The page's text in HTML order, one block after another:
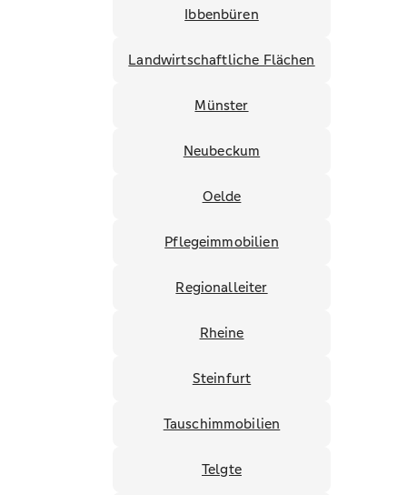
Ibbenbüren
Landwirtschaftliche Flächen
Münster
Neubeckum
Oelde
Pflegeimmobilien
Regionalleiter
Rheine
Steinfurt
Tauschimmobilien
Telgte